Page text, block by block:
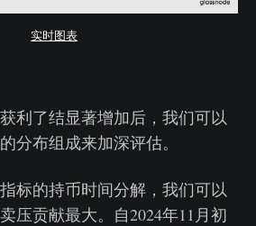
实时图表
利了结显著增加后，我们可以
分布组成来加深评估。
标的持币时间分解，我们可以
压贡献最大。自2024年11月初